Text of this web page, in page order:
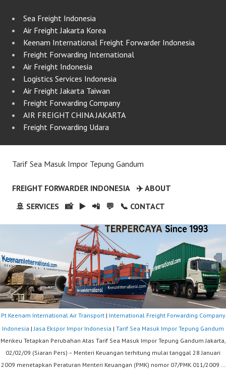
Sea Freight Indonesia
Air Freight Jakarta Korea
Keenam International Freight Forwarder Indonesia
Freight Forwarding International
Air Freight Indonesia
Logistics Services Indonesia
Air Freight Jakarta Taiwan
Freight Forwarding Company
AIR FREIGHT CHINA JAKARTA
Freight Forwarding Udara
Tarif Sea Masuk Impor Tepung Gandum
FREIGHT FORWARDER INDONESIA
✈️ ABOUT
🚢 SERVICES
📸 ▶️ 📲 💬 📞 CONTACT
Pt Keenam International Air Transport| International Freight Forwarding Company
Indonesia | Jasa Ekspor Impor Indonesia | Tarif Sea Masuk Impor Tepung Gandum
Menkeu Tetapkan Perubahan Atas Tarif Sea Masuk Impor Tepung Gandum Jakarta,
02/02/09 (Siaran Pers) – Menteri Keuangan terhitung mulai tanggal 28 Januari
2009 menetapkan Peraturan Menteri Keuangan (PMK) nomor 07/PMK.011/2009 …